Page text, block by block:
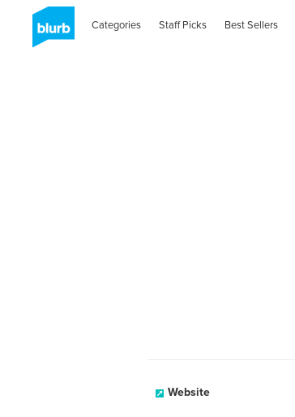
Categories Staff Picks Best Sellers
Website